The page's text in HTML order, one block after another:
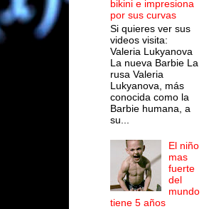
bikini e impresiona
por sus curvas
Si quieres ver sus
videos visita:
Valeria Lukyanova
La nueva Barbie La
rusa Valeria
Lukyanova, más
conocida como la
Barbie humana, a
su...
El niño
mas
fuerte
del
mundo
tiene 5 años